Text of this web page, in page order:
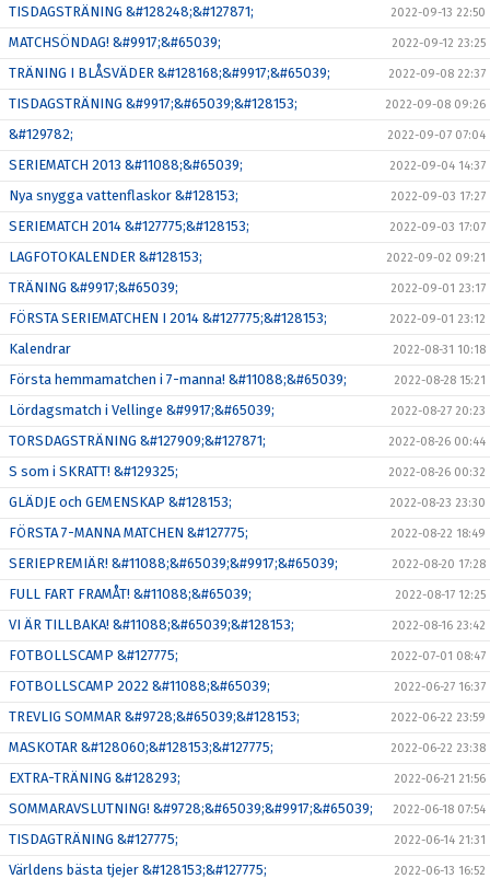
TISDAGSTRÄNING &#128248;&#127871; 2022-09-13 22:50
MATCHSÖNDAG! &#9917;&#65039; 2022-09-12 23:25
TRÄNING I BLÅSVÄDER &#128168;&#9917;&#65039; 2022-09-08 22:37
TISDAGSTRÄNING &#9917;&#65039;&#128153; 2022-09-08 09:26
&#129782; 2022-09-07 07:04
SERIEMATCH 2013 &#11088;&#65039; 2022-09-04 14:37
Nya snygga vattenflaskor &#128153; 2022-09-03 17:27
SERIEMATCH 2014 &#127775;&#128153; 2022-09-03 17:07
LAGFOTOKALENDER &#128153; 2022-09-02 09:21
TRÄNING &#9917;&#65039; 2022-09-01 23:17
FÖRSTA SERIEMATCHEN I 2014 &#127775;&#128153; 2022-09-01 23:12
Kalendrar 2022-08-31 10:18
Första hemmamatchen i 7-manna! &#11088;&#65039; 2022-08-28 15:21
Lördagsmatch i Vellinge &#9917;&#65039; 2022-08-27 20:23
TORSDAGSTRÄNING &#127909;&#127871; 2022-08-26 00:44
S som i SKRATT! &#129325; 2022-08-26 00:32
GLÄDJE och GEMENSKAP &#128153; 2022-08-23 23:30
FÖRSTA 7-MANNA MATCHEN &#127775; 2022-08-22 18:49
SERIEPREMIÄR! &#11088;&#65039;&#9917;&#65039; 2022-08-20 17:28
FULL FART FRAMÅT! &#11088;&#65039; 2022-08-17 12:25
VI ÄR TILLBAKA! &#11088;&#65039;&#128153; 2022-08-16 23:42
FOTBOLLSCAMP &#127775; 2022-07-01 08:47
FOTBOLLSCAMP 2022 &#11088;&#65039; 2022-06-27 16:37
TREVLIG SOMMAR &#9728;&#65039;&#128153; 2022-06-22 23:59
MASKOTAR &#128060;&#128153;&#127775; 2022-06-22 23:38
EXTRA-TRÄNING &#128293; 2022-06-21 21:56
SOMMARAVSLUTNING! &#9728;&#65039;&#9917;&#65039; 2022-06-18 07:54
TISDAGTRÄNING &#127775; 2022-06-14 21:31
Världens bästa tjejer &#128153;&#127775; 2022-06-13 16:52